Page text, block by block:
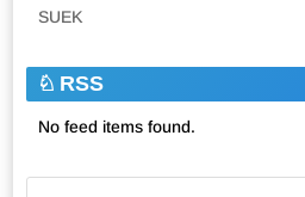
SUEK
RSS
No feed items found.